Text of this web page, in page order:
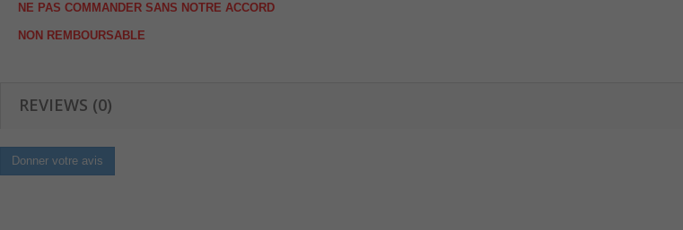
NE PAS COMMANDER SANS NOTRE ACCORD
NON REMBOURSABLE
REVIEWS (0)
Donner votre avis